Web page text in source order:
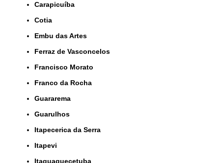
Carapicuíba
Cotia
Embu das Artes
Ferraz de Vasconcelos
Francisco Morato
Franco da Rocha
Guararema
Guarulhos
Itapecerica da Serra
Itapevi
Itaquaquecetuba